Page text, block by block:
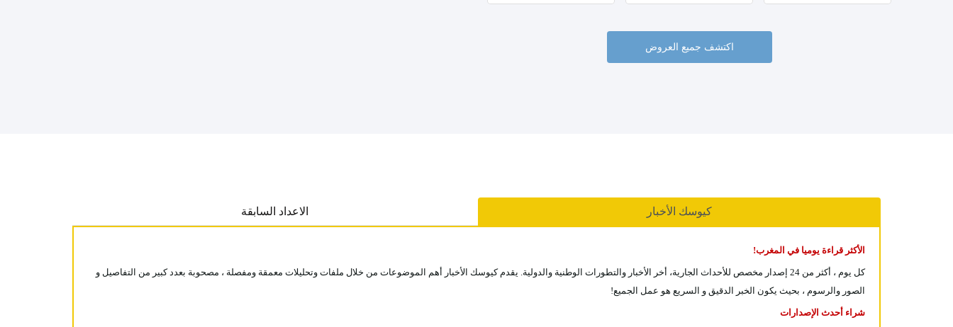
اكتشف جميع العروض
كيوسك الأخبار الاعداد السابقة
الأكثر قراءة يوميا في المغرب!
كل يوم ، أكثر من 24 إصدار مخصص للأحداث الجارية، أخر الأخبار والتطورات الوطنية والدولية. يقدم كيوسك الأخبار أهم الموضوعات من خلال ملفات وتحليلات معمقة ومفصلة ، مصحوبة بعدد كبير من التفاصيل و
الصور والرسوم ، بحيث يكون الخبر الدقيق و السريع هو عمل الجميع!
شراء أحدث الإصدارات